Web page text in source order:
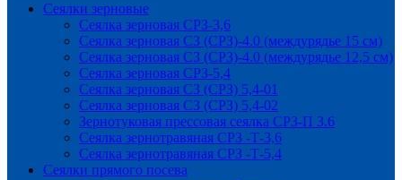
Сеялки зерновые
Сеялка зерновая СРЗ-3,6
Сеялка зерновая СЗ (СРЗ)-4.0 (междурядье 15 см)
Сеялка зерновая СЗ (СРЗ)-4.0 (междурядье 12,5 см)
Сеялка зерновая СРЗ-5,4
Сеялка зерновая СЗ (СРЗ) 5,4-01
Сеялка зерновая СЗ (СРЗ) 5,4-02
Зернотуковая прессовая сеялка СРЗ-П 3.6
Сеялка зернотравяная СРЗ -Т-3,6
Сеялка зернотравяная СРЗ -Т-5,4
Сеялки прямого посева